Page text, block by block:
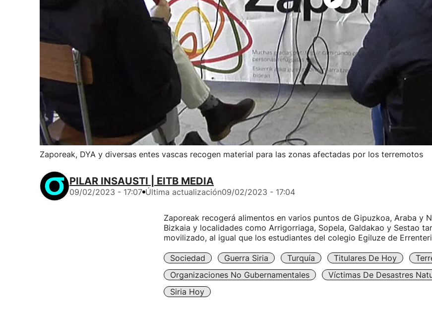
Zaporeak, DYA y diversas entes vascas recogen material para las zonas afectadas por los terremotos
PILAR INSAUSTI | EITB MEDIA
09/02/2023 - 17:07 Última actualización09/02/2023 - 17:04
Zaporeak recogerá alimentos en varios puntos de Gipuzkoa, Araba y
Bizkaia y localidades como Arrigorriaga, Sopela, Galdakao y Sestao
movilizado, al igual que los estudiantes del colegio Egiluze de
Sociedad Guerra Siria Turquía Titulares De Hoy
Organizaciones No Gubernamentales
Víctimas De Desastres
Siria Hoy